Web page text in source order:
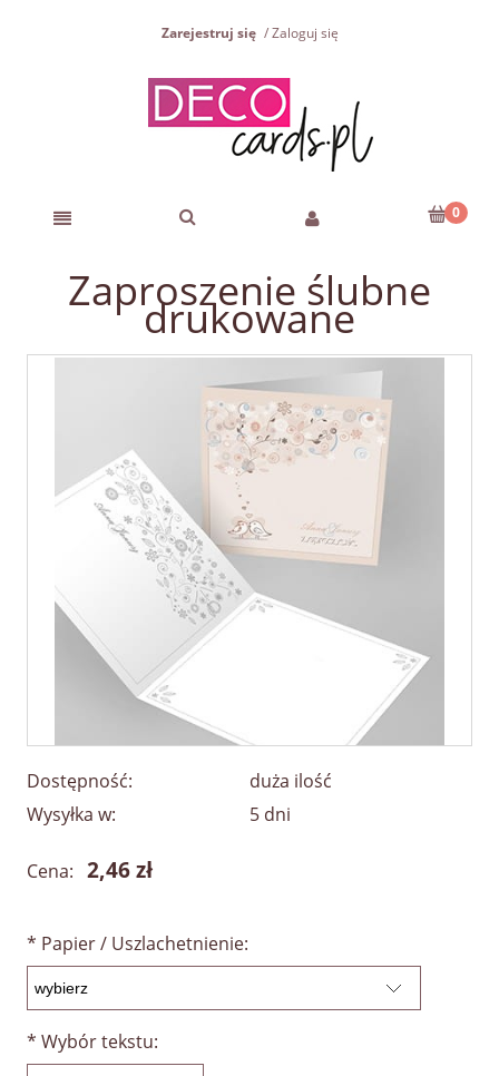
Zarejestruj się Zaloguj się
Zaproszenie ślubne
drukowane
Dostępność:
duża ilość
Wysyłka w:
5 dni
Cena: 2,46 zł
* Papier / Uszlachetnienie:
* Wybór tekstu: